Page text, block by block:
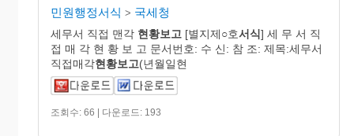
민원행정서식 > 국세청
세무서 직접 맨각 현황보고 [별지제○호서식] 세 무 서 직
접 매 각 현 황 보 고 문서번호: 수 신: 참 조: 제목:세무서
직접매각현황보고(년월일현
조회수: 66 | 다운로드: 193